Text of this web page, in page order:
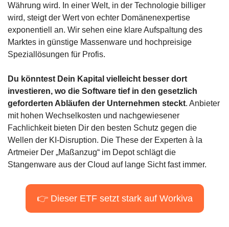
Währung wird. In einer Welt, in der Technologie billiger
wird, steigt der Wert von echter Domänenexpertise
exponentiell an. Wir sehen eine klare Aufspaltung des
Marktes in günstige Massenware und hochpreisige
Speziallösungen für Profis.
Du könntest Dein Kapital vielleicht besser dort
investieren, wo die Software tief in den gesetzlich
geforderten Abläufen der Unternehmen steckt. Anbieter
mit hohen Wechselkosten und nachgewiesener
Fachlichkeit bieten Dir den besten Schutz gegen die
Wellen der KI-Disruption. Die These der Experten à la
Artmeier Der „Maßanzug“ im Depot schlägt die
Stangenware aus der Cloud auf lange Sicht fast immer.
👉 Dieser ETF setzt stark auf Workiva